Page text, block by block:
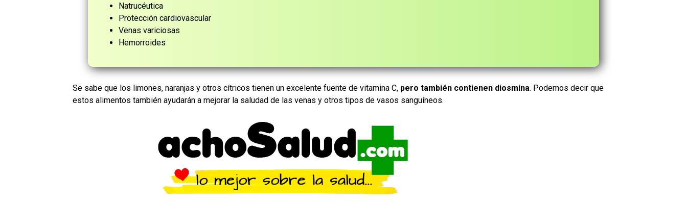
Natrucéutica
Protección cardiovascular
Venas variciosas
Hemorroides
Se sabe que los limones, naranjas y otros cítricos tienen un excelente fuente de vitamina C, pero también contienen diosmina. Podemos decir que
estos alimentos también ayudarán a mejorar la saludad de las venas y otros tipos de vasos sanguíneos.